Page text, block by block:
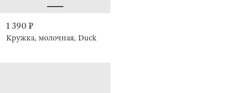
1 390 ₽
Кружка, молочная, Duck